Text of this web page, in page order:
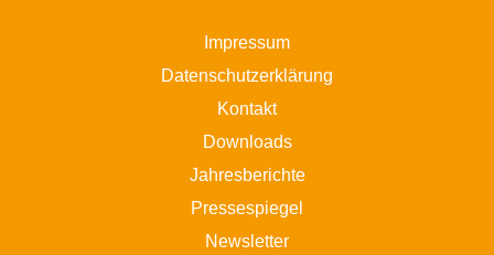
Impressum
Datenschutzerklärung
Kontakt
Downloads
Jahresberichte
Pressespiegel
Newsletter